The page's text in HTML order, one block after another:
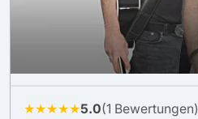
★★★★★5.0(1 Bewertungen)